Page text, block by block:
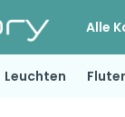
Alle
Leuchten Fluter